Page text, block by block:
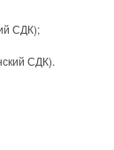
СДК);
СДК).